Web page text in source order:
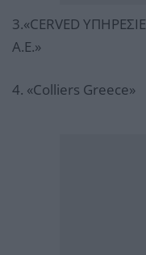
3.«CERVED
Α.Ε.»
4. «Colliers Greece»